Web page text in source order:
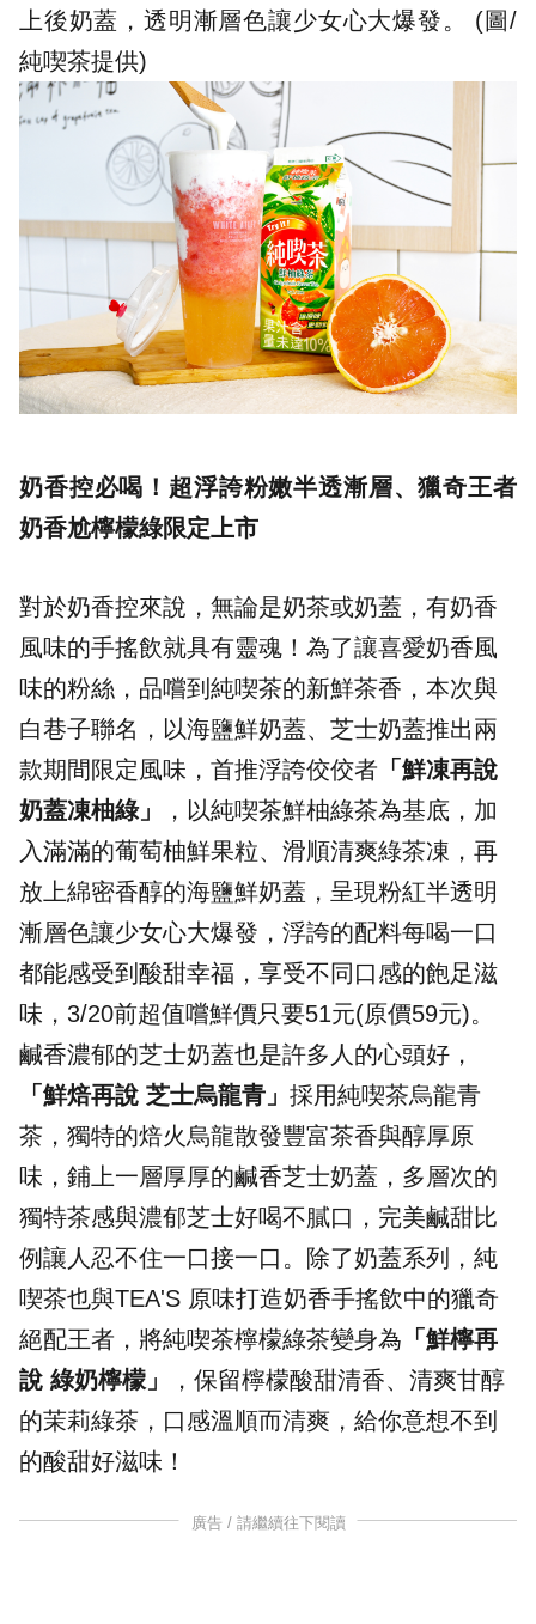
上後奶蓋，透明漸層色讓少女心大爆發。 (圖/
純喫茶提供)
奶香控必喝！超浮誇粉嫩半透漸層、獵奇王者
奶香尬檸檬綠限定上市
對於奶香控來說，無論是奶茶或奶蓋，有奶香
風味的手搖飲就具有靈魂！為了讓喜愛奶香風
味的粉絲，品嚐到純喫茶的新鮮茶香，本次與
白巷子聯名，以海鹽鮮奶蓋、芝士奶蓋推出兩
款期間限定風味，首推浮誇佼佼者 「鮮凍再說
奶蓋凍柚綠」
，以純喫茶鮮柚綠茶為基底，加
入滿滿的葡萄柚鮮果粒、滑順清爽綠茶凍，再
放上綿密香醇的海鹽鮮奶蓋，呈現粉紅半透明
漸層色讓少女心大爆發，浮誇的配料每喝一口
都能感受到酸甜幸福，享受不同口感的飽足滋
味，3/20前超值嚐鮮價只要51元(原價59元)。
鹹香濃郁的芝士奶蓋也是許多人的心頭好，
「鮮焙再說 芝士烏龍青」 採用純喫茶烏龍青
茶，獨特的焙火烏龍散發豐富茶香與醇厚原
味，鋪上一層厚厚的鹹香芝士奶蓋，多層次的
獨特茶感與濃郁芝士好喝不膩口，完美鹹甜比
例讓人忍不住一口接一口。除了奶蓋系列，純
喫茶也與TEA'S 原味打造奶香手搖飲中的獵奇
絕配王者，將純喫茶檸檬綠茶變身為 「鮮檸再
說 綠奶檸檬」
，保留檸檬酸甜清香、清爽甘醇
的茉莉綠茶，口感溫順而清爽，給你意想不到
的酸甜好滋味！
廣告 / 請繼續往下閱讀